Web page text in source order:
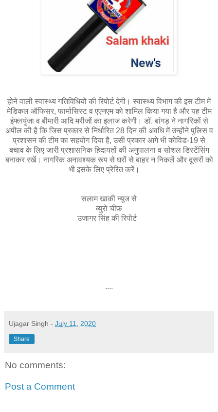
होने वाली स्वास्थ्य गतिविधियों की रिपोर्ट देगी। स्वास्थ्य विभाग की इस टीम में
मेडिकल ऑफिसर, फार्मासिस्ट व एएनएम को शामिल किया गया है और यह टीम
इंफ्लयुंजा व बीमारी आदि मरीजों का इलाज करेगी। डॉ. बांगड़ ने नागरिकों से
अपील की है कि जिस प्रकार से निर्धारित 28 दिन की अवधि में उन्होंने पुलिस व
प्रशासन की टीम का सहयोग दिया है, उसी प्रकार आगे भी कोविड-19 से
बचाव के लिए जारी प्रशासनिक हिदायतों की अनुपालना व सोशल डिस्टेंसिंग
बनाकर रखें। नागरिक अनावश्यक रूप से घरों से बाहर न निकलें और दूसरों को
भी इसके लिए प्रेरित करें।
सलाम खाकी न्यूज से
ब्युरो चीफ़
उजागर सिंह की रिपोर्ट
....
Ujagar Singh - July 11, 2020
Share
No comments:
Post a Comment